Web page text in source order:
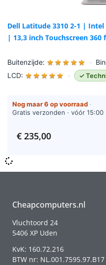
Dell Latitude 3310 2-1 | Intel
| 13,3 inch Touchscreen 360
Buitenzijde: ★ ★ ★ ★ ★ ·
LCD: ★ ★ ★ ★ ★ · ✓
Nog maar 6 op voorraad ·
Gratis verzonden · vóór 15:00
€235,00
Cheapcomputers.nl
Vluchtoord 24
5406 XP Uden
KvK: 160.72.216
BTW nr: NL.001.7595.97.B17